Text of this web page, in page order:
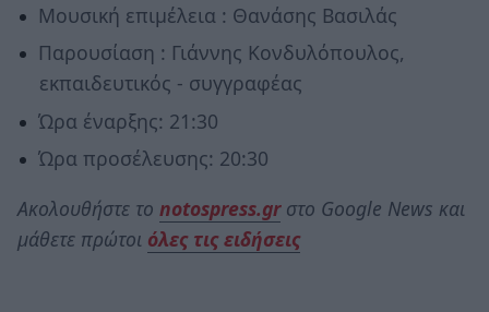
Μουσική επιμέλεια : Θανάσης Βασιλάς
Παρουσίαση : Γιάννης Κονδυλόπουλος,
εκπαιδευτικός - συγγραφέας
Ώρα έναρξης: 21:30
Ώρα προσέλευσης: 20:30
Ακολουθήστε το notospress.grστο Google News και
μάθετε πρώτοι όλες τις ειδήσεις